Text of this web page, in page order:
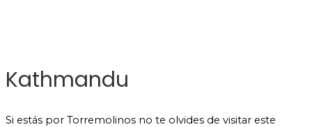
Kathmandu
Si estás por Torremolinos no te olvides de visitar este